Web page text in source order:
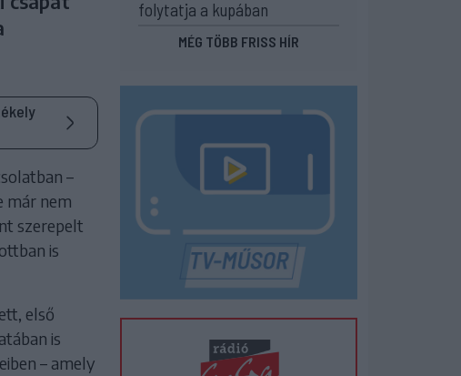
–
már nem
szerepelt
is
első
is
– amely
folytatja a kupában
MÉG TÖBB FRISS HÍR